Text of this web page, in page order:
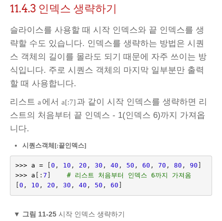
11.4.3 인덱스 생략하기
슬라이스를 사용할 때 시작 인덱스와 끝 인덱스를 생
략할 수도 있습니다. 인덱스를 생략하는 방법은 시퀀
스 객체의 길이를 몰라도 되기 때문에 자주 쓰이는 방
식입니다. 주로 시퀀스 객체의 마지막 일부분만 출력
할 때 사용합니다.
리스트 a 에서 a[:7] 과 같이 시작 인덱스를 생략하면 리
스트의 처음부터 끝 인덱스 - 1(인덱스 6)까지 가져옵
니다.
시퀀스객체[:끝인덱스]
>>> a = 0 , 10 , 20 , 30 , 40 , 50 , 60 , 70 , 80 , 90
>>>
a [: 7
# 리스트 처음부터 인덱스 6까지 가져옴
0 , 10 , 20 , 30 , 40 , 50 , 60
▼ 그림 11-25시작 인덱스 생략하기